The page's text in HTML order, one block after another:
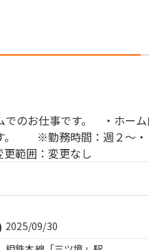
でのお仕事です。 ・ホー
※勤務時間：週２〜・
範囲：変更なし
2025/09/30